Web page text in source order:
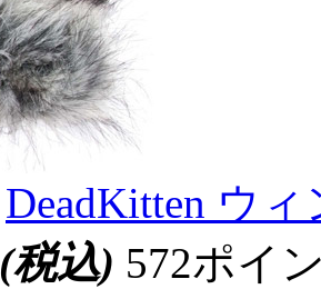
DeadKitten ウ
(税込) 572ポイ